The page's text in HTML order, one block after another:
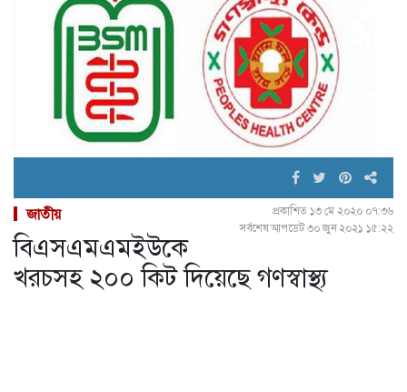
জাতীয়
প্রকাশিত ১৩ মে ২০২০ ০৭:৩৬
সর্বশেষ আপডেট ৩০ জুন ২০২১ ১৫:২২
বিএসএমএমইউকে
খরচসহ ২০০ কিট দিয়েছে গণস্বাস্থ্য